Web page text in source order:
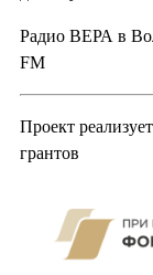
Радио ВЕРА в
FM
Проект
грантов